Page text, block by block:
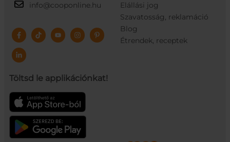
info@cooponline.hu
Töltsd le applikációnkat!
Elállási jog
Szavatosság, reklamáció
Blog
Étrendek, receptek